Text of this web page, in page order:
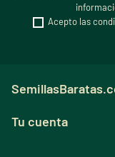
Acepto las
Tu cuenta